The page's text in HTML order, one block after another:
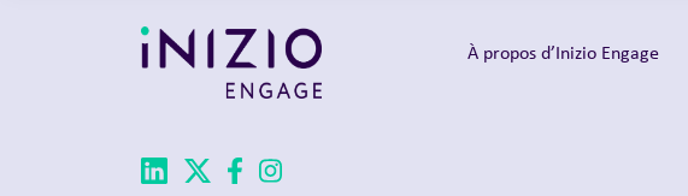
À propos d’Inizio Engage